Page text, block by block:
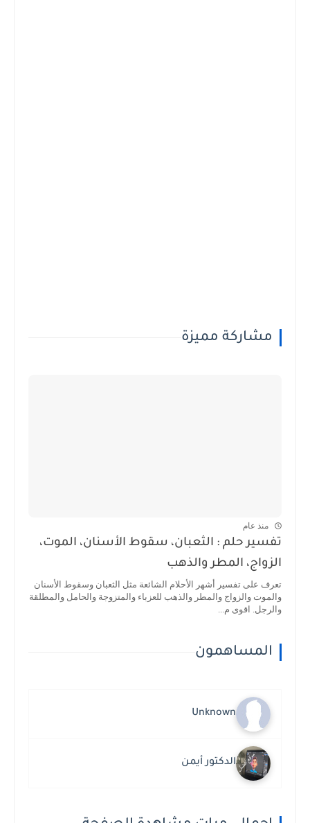
مشاركة مميزة
منذ عام
تفسير حلم : الثعبان، سقوط الأسنان، الموت،
الزواج، المطر والذهب
تعرف على تفسير أشهر الأحلام الشائعة مثل الثعبان وسقوط الأسنان
والموت والزواج والمطر والذهب للعزباء والمتزوجة والحامل والمطلقة
والرجل. اقوى م...
المساهمون
Unknown
الدكتور أيمن